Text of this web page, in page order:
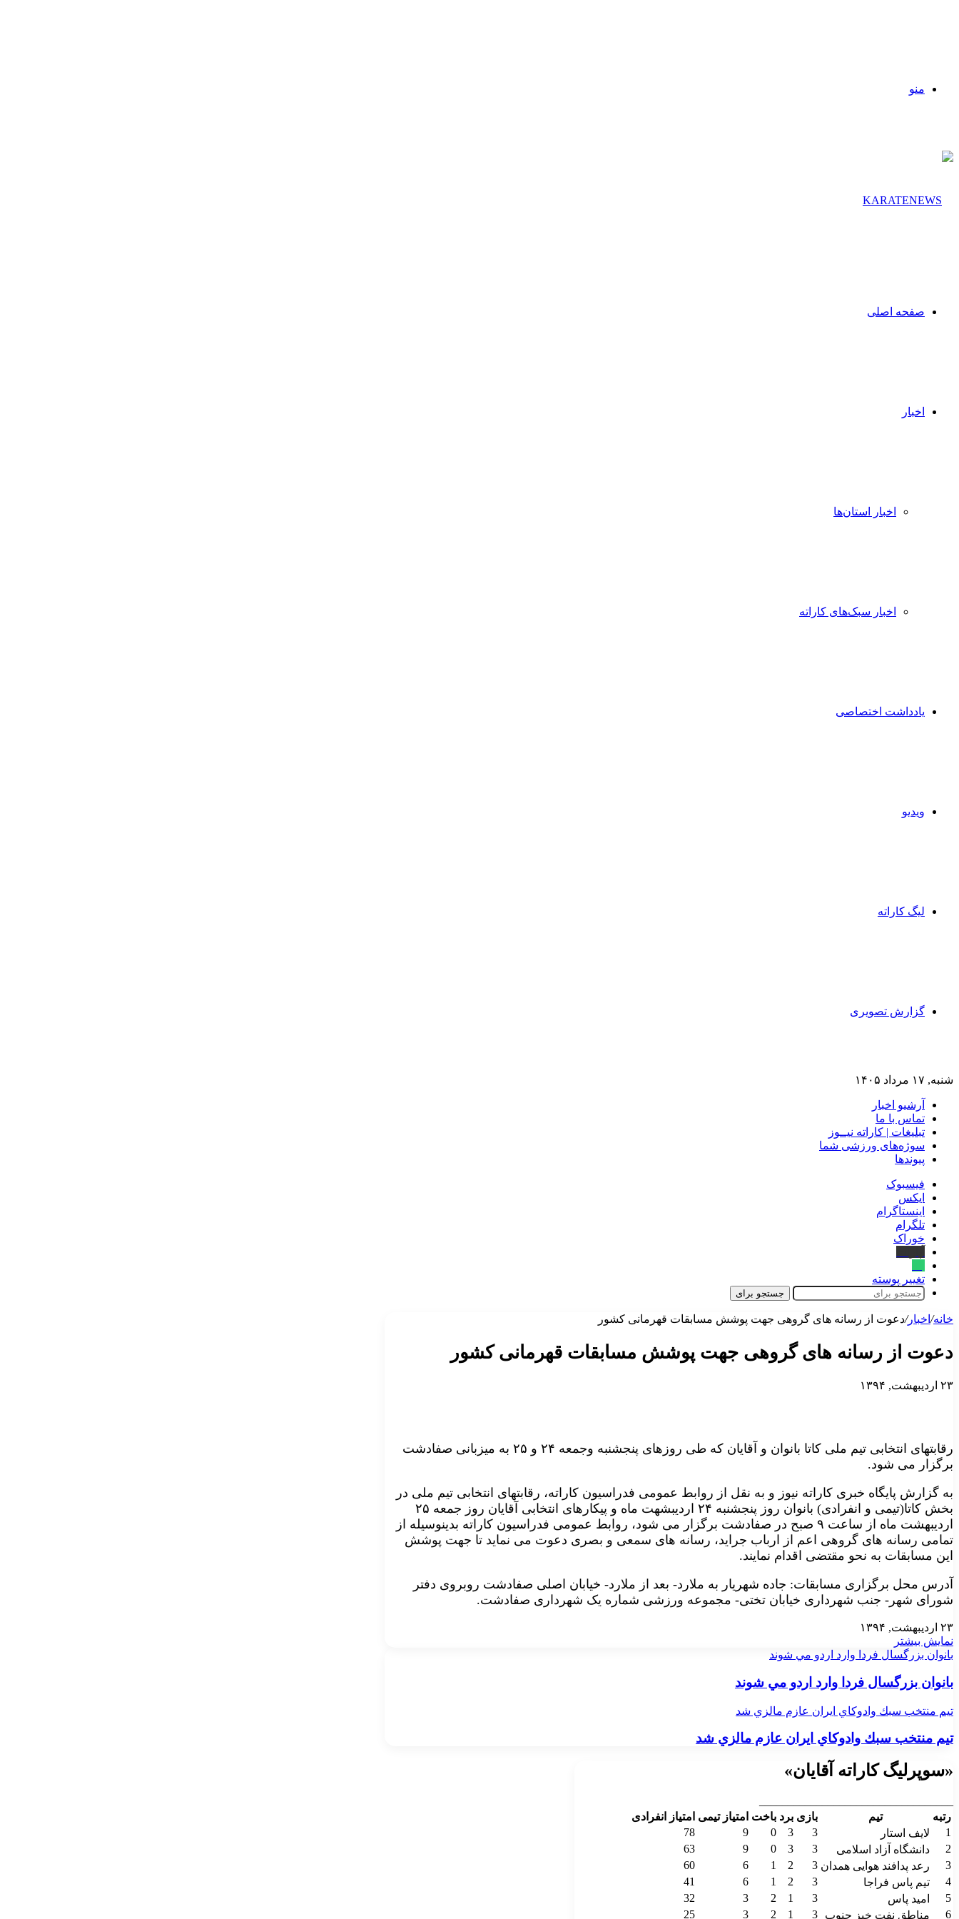
منو
صفحه اصلی
اخبار
اخبار استان‌ها
اخبار سبک‌های کاراته
یادداشت اختصاصی
ویدیو
لیگ کاراته
گزارش تصویری
شنبه, ۱۷ مرداد ۱۴۰۵
آرشیو اخبار
تماس‌ با‌ ما
تبلیغات | کاراته نیــوز
سوژه‌های ورزشی شما
پیوندها
فیسبوک
ایکس
اینستاگرام
تلگرام
خوراک
تغییر پوسته
جستجو برای
خانه/ اخبار/دعوت از رسانه های گروهی جهت پوشش مسابقات قهرمانی کشور
دعوت از رسانه های گروهی جهت پوشش مسابقات قهرمانی کشور
۲۳ اردیبهشت, ۱۳۹۴
رقابتهای انتخابی تیم ملی کاتا بانوان و آقایان که طی روزهای پنجشنبه وجمعه ۲۴ و ۲۵ به میزبانی صفادشت
برگزار می شود.
به گزارش پایگاه خبری کاراته نیوز و به نقل از روابط عمومی فدراسیون کاراته، رقابتهای انتخابی تیم ملی در
بخش کاتا(تیمی و انفرادی) بانوان روز پنجشنبه ۲۴ اردیبشهت ماه و پیکارهای انتخابی آقایان روز جمعه ۲۵
اردیبهشت ماه از ساعت ۹ صبح در صفادشت برگزار می شود، روابط عمومی فدراسیون کاراته بدینوسیله از
تمامی رسانه های گروهی اعم از ارباب جراید، رسانه های سمعی و بصری دعوت می نماید تا جهت پوشش
این مسابقات به نحو مقتضی اقدام نمایند.
آدرس محل برگزاری مسابقات: جاده شهریار به ملارد- بعد از ملارد- خیابان اصلی صفادشت روبروی دفتر
شورای شهر- جنب شهرداری خیابان تختی- مجموعه ورزشی شماره یک شهرداری صفادشت.
۲۳ اردیبهشت, ۱۳۹۴
نمایش بیشتر
بانوان بزرگسال فردا وارد اردو مي شوند
بانوان بزرگسال فردا وارد اردو مي شوند
تيم منتخب سبك وادوكاي ايران عازم مالزي شد
تيم منتخب سبك وادوكاي ايران عازم مالزي شد
«سوپرلیگ کاراته آقایان»
رتبه
تیم بازی برد باخت امتیاز تیمی امتیاز انفرادی
1
لایف استار 3
3
0
9
78
2
دانشگاه آزاد اسلامی 3
3
0
9
63
3
رعد پدافند هوایی همدان 3
2
1
6
60
4
تیم پاس فراجا 3
2
1
6
41
5
امید پاس 3
1
2
3
32
6
مناطق نفت خیز جنوب 3
1
2
3
25